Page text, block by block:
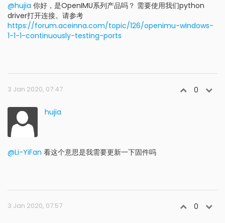
@hujia 你好，是OpenIMU系列产品吗？ 需要使用我们python
driver打开连接。请参考
https://forum.aceinna.com/topic/126/openimu-windows-
1-1-1-continuously-testing-ports
3 Jan 2020, 07:47 0
hujia
@Li-YiFan 看这个意思是我需要更新一下固件吗
3 Jan 2020, 07:57 0